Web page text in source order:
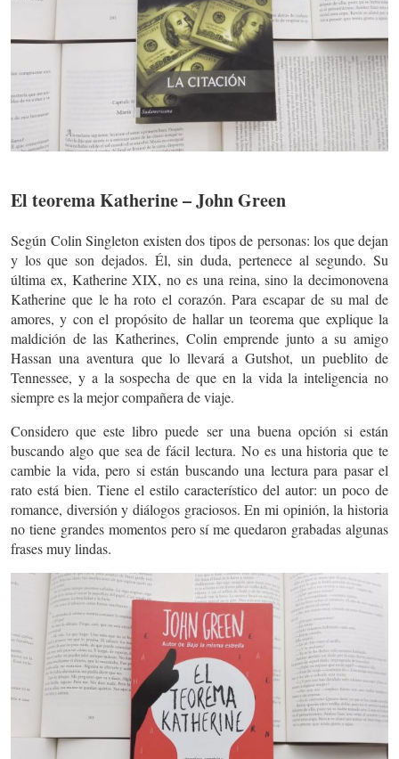
El teorema Katherine – John Green
Según Colin Singleton existen dos tipos de personas: los que dejan
y los que son dejados. Él, sin duda, pertenece al segundo. Su
última ex, Katherine XIX, no es una reina, sino la decimonovena
Katherine que le ha roto el corazón. Para escapar de su mal de
amores, y con el propósito de hallar un teorema que explique la
maldición de las Katherines, Colin emprende junto a su amigo
Hassan una aventura que lo llevará a Gutshot, un pueblito de
Tennessee, y a la sospecha de que en la vida la inteligencia no
siempre es la mejor compañera de viaje.
Considero que este libro puede ser una buena opción si están
buscando algo que sea de fácil lectura. No es una historia que te
cambie la vida, pero si están buscando una lectura para pasar el
rato está bien. Tiene el estilo característico del autor: un poco de
romance, diversión y diálogos graciosos. En mi opinión, la historia
no tiene grandes momentos pero sí me quedaron grabadas algunas
frases muy lindas.